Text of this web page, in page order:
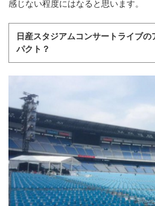
感じない程度にはなると思います。
日産スタジアムコンサートライブ
パクト？